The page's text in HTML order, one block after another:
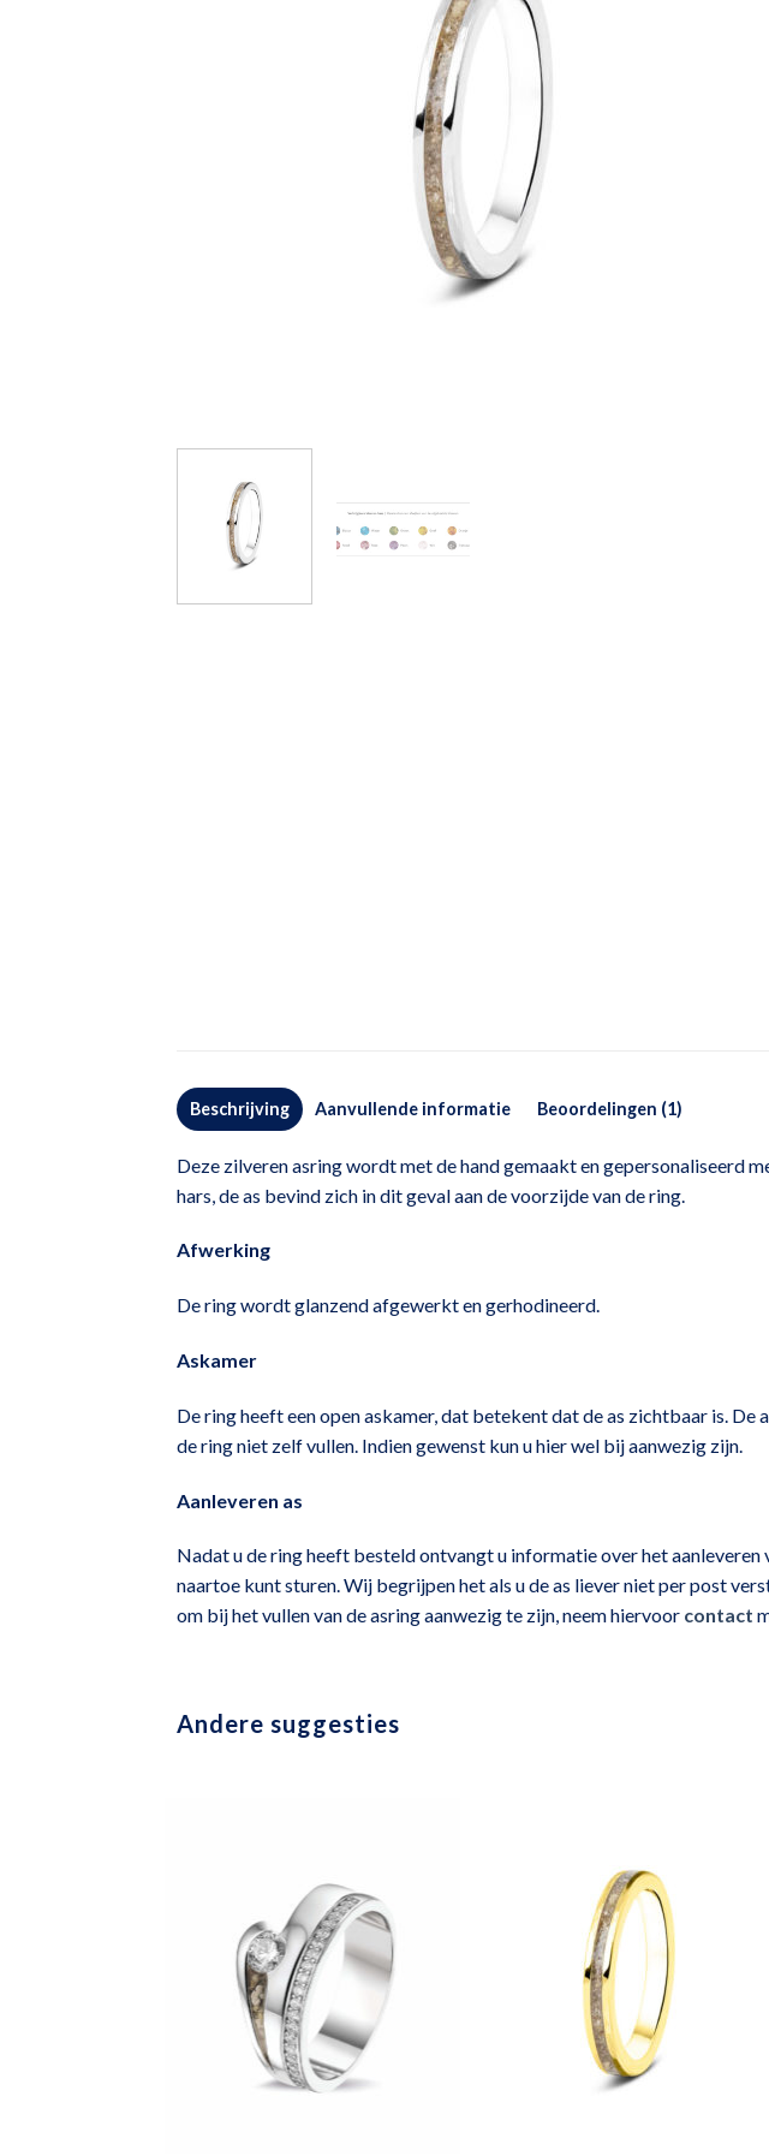
Beschrijving Aanvullende informatie Beoordelingen (1)
Deze zilveren asring wordt met de hand gemaakt en gepersonaliseerd
hars, de as bevind zich in dit geval aan de voorzijde van de ring.
Afwerking
De ring wordt glanzend afgewerkt en gerhodineerd.
Askamer
De ring heeft een open askamer, dat betekent dat de as zichtbaar is.
de ring niet zelf vullen. Indien gewenst kun u hier wel bij aanwezig zijn.
Aanleveren as
Nadat u de ring heeft besteld ontvangt u informatie over het aanleveren
naartoe kunt sturen. Wij begrijpen het als u de as liever niet per post
om bij het vullen van de asring aanwezig te zijn, neem hiervoor contact
Andere suggesties